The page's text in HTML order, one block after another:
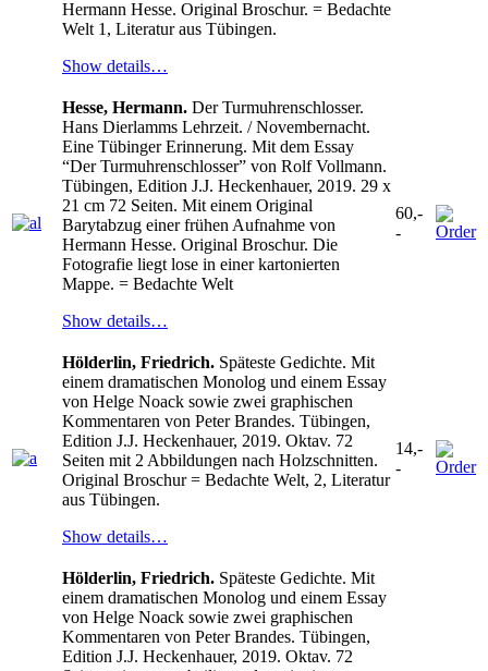
Hermann Hesse. Original Broschur. = Bedachte
Welt 1, Literatur aus Tübingen.
Show details…
Hesse, Hermann. Der Turmuhrenschlosser.
Hans Dierlamms Lehrzeit. / Novembernacht.
Eine Tübinger Erinnerung. Mit dem Essay
“Der Turmuhrenschlosser” von Rolf Vollmann.
Tübingen, Edition J.J. Heckenhauer, 2019. 29 x
21 cm 72 Seiten. Mit einem Original
Barytabzug einer frühen Aufnahme von
Hermann Hesse. Original Broschur. Die
Fotografie liegt lose in einer kartonierten
Mappe. = Bedachte Welt
Show details…
60,-
-
Hölderlin, Friedrich. Späteste Gedichte. Mit
einem dramatischen Monolog und einem Essay
von Helge Noack sowie zwei graphischen
Kommentaren von Peter Brandes. Tübingen,
Edition J.J. Heckenhauer, 2019. Oktav. 72
Seiten mit 2 Abbildungen nach Holzschnitten.
Original Broschur = Bedachte Welt, 2, Literatur
aus Tübingen.
Show details…
14,-
-
Hölderlin, Friedrich. Späteste Gedichte. Mit
einem dramatischen Monolog und einem Essay
von Helge Noack sowie zwei graphischen
Kommentaren von Peter Brandes. Tübingen,
Edition J.J. Heckenhauer, 2019. Oktav. 72